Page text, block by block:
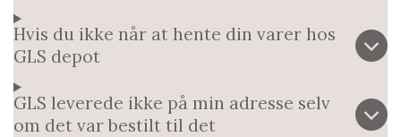
Hvis du ikke når at hente din varer hos
GLS depot
GLS leverede ikke på min adresse selv
om det var bestilt til det